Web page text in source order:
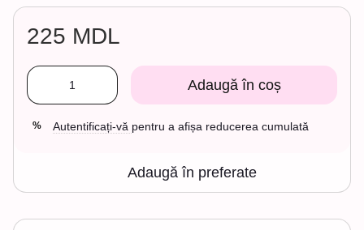
225 MDL
Adaugă în coș
% Autentificați-vă pentru a afișa reducerea cumulată
Adaugă în preferate